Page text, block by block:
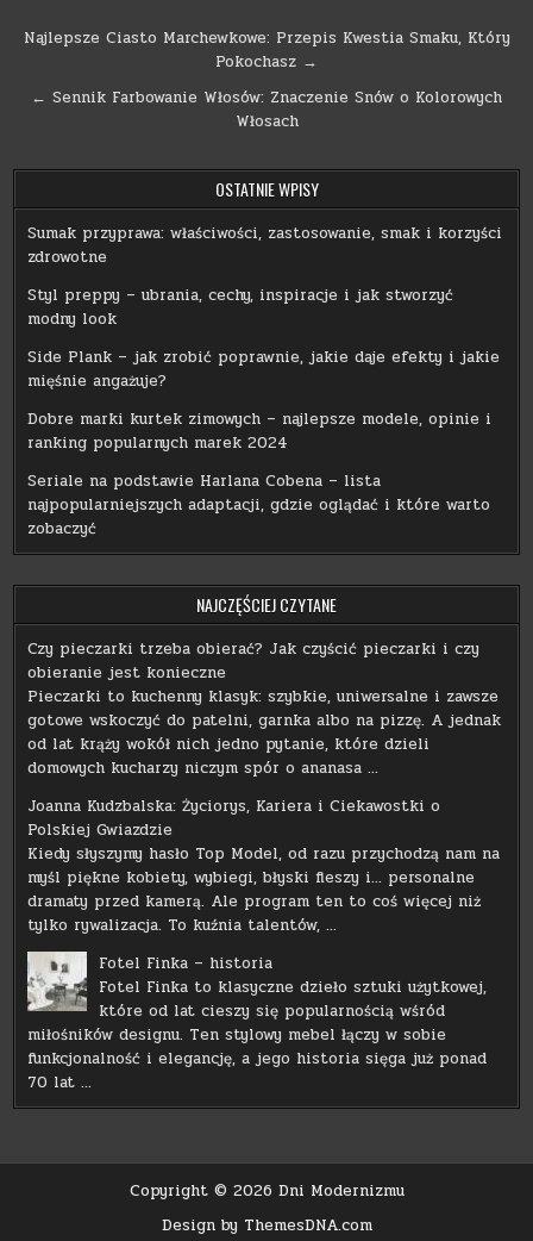
Nawigacja
Najlepsze Ciasto Marchewkowe: Przepis Kwestia Smaku, Który
Pokochasz →
← Sennik Farbowanie Włosów: Znaczenie Snów o Kolorowych
Włosach
OSTATNIE WPISY
Sumak przyprawa: właściwości, zastosowanie, smak i korzyści
zdrowotne
Styl preppy – ubrania, cechy, inspiracje i jak stworzyć
modny look
Side Plank – jak zrobić poprawnie, jakie daje efekty i jakie
mięśnie angażuje?
Dobre marki kurtek zimowych – najlepsze modele, opinie i
ranking popularnych marek 2024
Seriale na podstawie Harlana Cobena – lista
najpopularniejszych adaptacji, gdzie oglądać i które warto
zobaczyć
NAJCZĘŚCIEJ CZYTANE
Czy pieczarki trzeba obierać? Jak czyścić pieczarki i czy
obieranie jest konieczne
Pieczarki to kuchenny klasyk: szybkie, uniwersalne i zawsze
gotowe wskoczyć do patelni, garnka albo na pizzę. A jednak
od lat krąży wokół nich jedno pytanie, które dzieli
domowych kucharzy niczym spór o ananasa …
Joanna Kudzbalska: Życiorys, Kariera i Ciekawostki o
Polskiej Gwiazdzie
Kiedy słyszymy hasło Top Model, od razu przychodzą nam na
myśl piękne kobiety, wybiegi, błyski fleszy i… personalne
dramaty przed kamerą. Ale program ten to coś więcej niż
tylko rywalizacja. To kuźnia talentów, …
Fotel Finka – historia
Fotel Finka to klasyczne dzieło sztuki użytkowej,
które od lat cieszy się popularnością wśród
miłośników designu. Ten stylowy mebel łączy w sobie
funkcjonalność i elegancję, a jego historia sięga już ponad
70 lat …
Copyright © 2026 Dni Modernizmu
Design by ThemesDNA.com